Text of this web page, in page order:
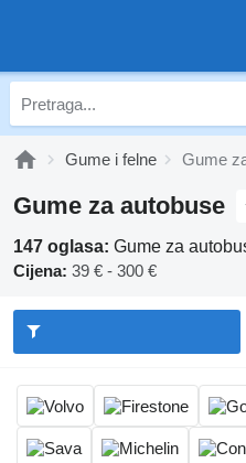
Gume i felne Gume
Gume za autobuse
147 oglasa: Gume za
Cijena: 39 € - 300 €